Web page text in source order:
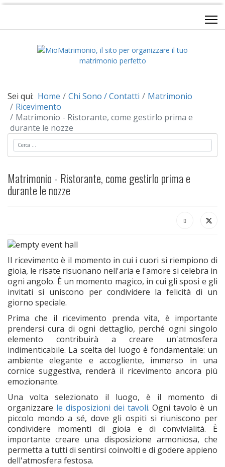
Sei qui: Home Chi Sono / Contatti
Matrimonio
Ricevimento
Matrimonio - Ristorante, come gestirlo prima e
durante le nozze
Cerca
Matrimonio - Ristorante, come gestirlo prima e
durante le nozze
Il ricevimento è il momento in cui i cuori si riempiono di
gioia, le risate risuonano nell'aria e l'amore si celebra in
ogni angolo. È un momento magico, in cui gli sposi e gli
invitati si uniscono per condividere la felicità di un
giorno speciale.
Prima che il ricevimento prenda vita, è importante
prendersi cura di ogni dettaglio, perché ogni singolo
elemento contribuirà a creare un'atmosfera
indimenticabile. La scelta del luogo è fondamentale: un
ambiente elegante e accogliente, immerso in una
cornice suggestiva, renderà il ricevimento ancora più
emozionante.
Una volta selezionato il luogo, è il momento di
organizzare le disposizioni dei tavoli. Ogni tavolo è un
piccolo mondo a sé, dove gli ospiti si riuniscono per
condividere momenti di gioia e di convivialità. È
importante creare una disposizione armoniosa, che
permetta a tutti di sentirsi coinvolti e di godere appieno
dell'atmosfera festosa.